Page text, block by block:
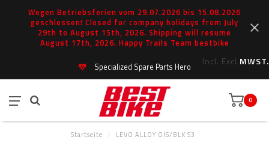
Wegen Betriebsferien vom 29.07.2026 bis 15.08.2026
geschlossen! Closed for company holidays from July
29th to August 15th, 2026. Shipping will resume
August 17th, 2026. Happy Trails Team bestbike
Incl. Excl.MWST.
Specialized Spare Parts Hero
0
Startseite / LEVO ALLOY OIS/BLK S3